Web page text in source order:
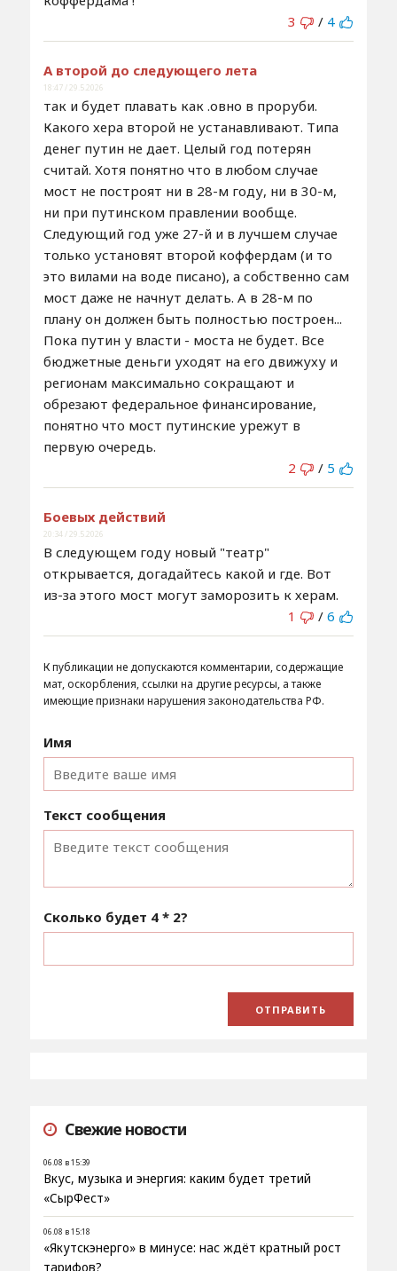
3
/ 4
А второй до следующего лета
18:47 / 29.5.2026
так и будет плавать как .овно в проруби.
Какого хера второй не устанавливают. Типа
денег путин не дает. Целый год потерян
считай. Хотя понятно что в любом случае
мост не построят ни в 28-м году, ни в 30-м,
ни при путинском правлении вообще.
Следующий год уже 27-й и в лучшем случае
только установят второй коффердам (и то
это вилами на воде писано), а собственно сам
мост даже не начнут делать. А в 28-м по
плану он должен быть полностью построен...
Пока путин у власти - моста не будет. Все
бюджетные деньги уходят на его движуху и
регионам максимально сокращают и
обрезают федеральное финансирование,
понятно что мост путинские урежут в
первую очередь.
2
/ 5
Боевых действий
20:34 / 29.5.2026
В следующем году новый "театр"
открывается, догадайтесь какой и где. Вот
из-за этого мост могут заморозить к херам.
1
/ 6
К публикации не допускаются комментарии, содержащие
мат, оскорбления, ссылки на другие ресурсы, а также
имеющие признаки нарушения законодательства РФ.
Имя
Текст сообщения
Сколько будет 4 * 2?
Свежие новости
06.08 в 15:39
Вкус, музыка и энергия: каким будет третий
«СырФест»
06.08 в 15:18
«Якутскэнерго» в минусе: нас ждёт кратный рост
тарифов?